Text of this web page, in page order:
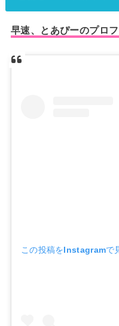
早速、とあぴーのプロ
この投稿をInstagramで